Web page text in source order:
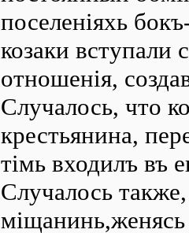
поселеніяхь
козаки вступали
отношенія,
Случалось, что
крестьянина,
тімь входилъ въ
Случалось
міщанинь,женясь